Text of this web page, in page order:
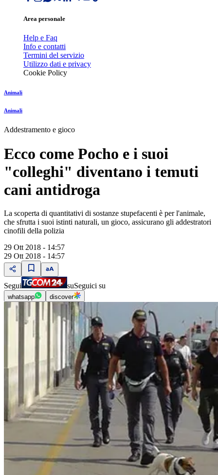
Area personale
Help e Faq
Info e contatti
Termini del servizio
Utilizzo dati e privacy
Cookie Policy
Animali
Animali
Addestramento e gioco
Ecco come Pocho e i suoi
"colleghi" diventano i temuti
cani antidroga
La scoperta di quantitativi di sostanze stupefacenti è per l'animale,
che sfrutta i suoi istinti naturali, un gioco, assicurano gli addestratori
cinofili della polizia
29 Ott 2018 - 14:57
29 Ott 2018 - 14:57
Segui suSeguici su
whatsapp discover